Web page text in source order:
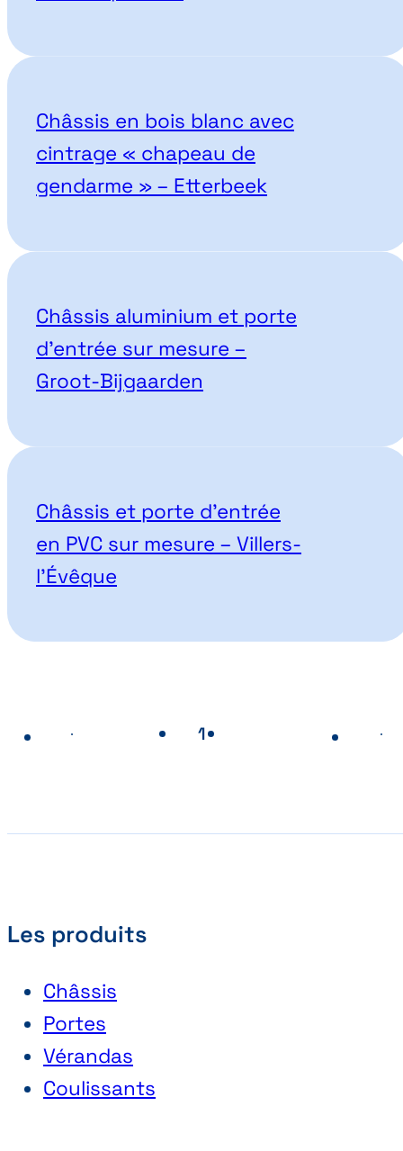
Châssis en bois blanc avec
cintrage « chapeau de
gendarme » – Etterbeek
Châssis aluminium et porte
d’entrée sur mesure –
Groot-Bijgaarden
Châssis et porte d’entrée
en PVC sur mesure – Villers-
l’Évêque
Page
1- Page actuelle
Les produits
Châssis
Portes
Vérandas
Coulissants